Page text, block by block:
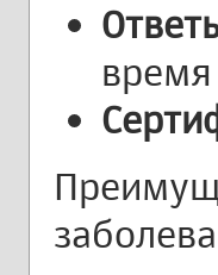
время